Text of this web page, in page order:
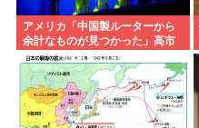
アメリカ「中国製ルーターから
余計なものが見つかった」高市
どうするのこれ